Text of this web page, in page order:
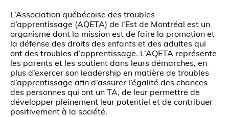
L’Association québécoise des troubles
d’apprentissage (AQETA) de l’Est de Montréal est un
organisme dont la mission est de faire la promotion et
la défense des droits des enfants et des adultes qui
ont des troubles d’apprentissage. L’AQETA représente
les parents et les soutient dans leurs démarches, en
plus d’exercer son leadership en matière de troubles
d’apprentissage afin d’assurer l’égalité des chances
des personnes qui ont un TA, de leur permettre de
développer pleinement leur potentiel et de contribuer
positivement à la société.